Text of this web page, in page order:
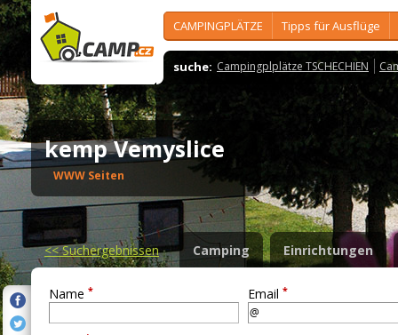
CAMPINGPLÄTZE Tipps für Ausflüge
suche: Campingplplätze TSCHECHIEN
kemp Vemyslice
WWW Seiten
<<Suchergebnissen Camping Einrichtungen
Name * Email *